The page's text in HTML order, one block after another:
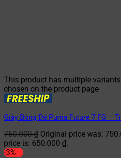
This product has multiple
chosen on the product page
Giày Bóng Đá Puma Future 7 FG –
750.000₫ Original price was:
price is: 650.000 ₫.
-3%